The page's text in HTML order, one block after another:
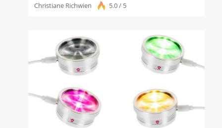
Christiane Richwien 5.0 / 5